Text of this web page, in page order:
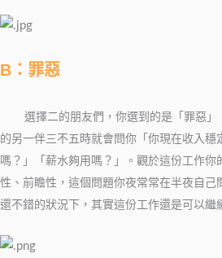
B：罪惡
選擇二的朋友們， 你選到的是「罪惡
的另一伴三不五時就會問你「你現在收入穩
嗎？」「薪水夠用嗎？」。觀於這份工作你
性、前瞻性，這個問題你夜常常在半夜自己
還不錯的狀況下，其實這份工作還是可以繼